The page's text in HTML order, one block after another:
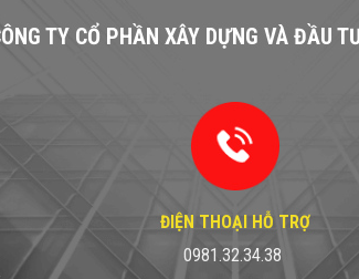
TY CỔ PHẦN XÂY DỰNG VÀ ĐẦU
ĐIỆN THOẠI HỖ TRỢ
0981.32.34.38